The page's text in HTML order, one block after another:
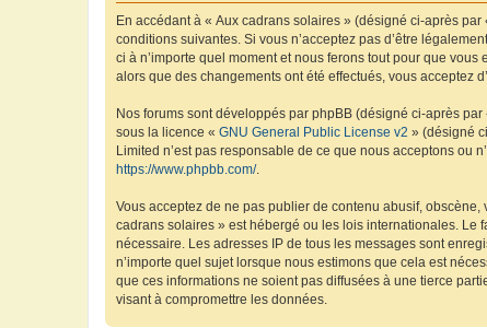
En accédant à « Aux cadrans solaires » (désigné ci-après
conditions suivantes. Si vous n’acceptez pas d’être
ci à n’importe quel moment et nous ferons tout pour que
alors que des changements ont été effectués, vous acceptez
Nos forums sont développés par phpBB (désigné ci-après
sous la licence « GNU General Public License v2 » (désigné
Limited n’est pas responsable de ce que nous acceptons ou
https://www.phpbb.com/.
Vous acceptez de ne pas publier de contenu abusif,
cadrans solaires » est hébergé ou les lois internationales. Le
nécessaire. Les adresses IP de tous les messages sont
n’importe quel sujet lorsque nous estimons que cela est
que ces informations ne soient pas diffusées à une tierce
visant à compromettre les données.